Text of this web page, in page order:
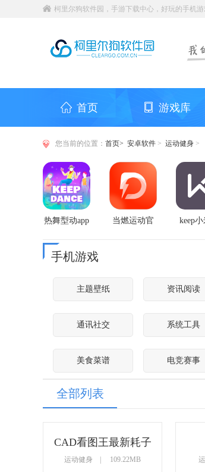
柯里尔狗软件园，手游下载中心，好玩的手机游
首页 游戏库
您当前的位置： 首页> 安卓软件 > 运动健身 >
热舞型动app
当燃运动官
keep
手机游戏
主题壁纸 资讯阅读
通讯社交 系统工具
美食菜谱 电竞赛事
全部列表
CAD看图王最新耗子
运动健身 | 109.22MB